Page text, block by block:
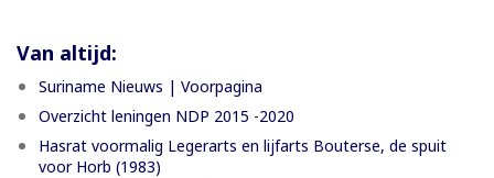
Van altijd:
Suriname Nieuws | Voorpagina
Overzicht leningen NDP 2015 -2020
Hasrat voormalig Legerarts en lijfarts Bouterse, de spuit
voor Horb (1983)